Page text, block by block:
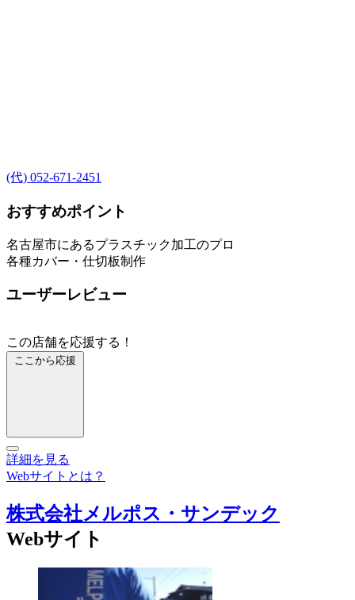
(代) 052-671-2451
おすすめポイント
名古屋市にあるプラスチック加工のプロ
各種カバー・仕切板制作
ユーザーレビュー
この店舗を応援する！
ここから応援
詳細を見る
Webサイトとは？
株式会社メルポス・サンデック
Webサイト